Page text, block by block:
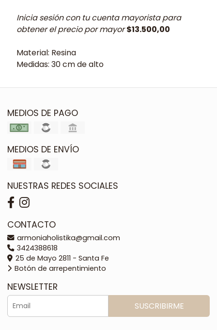
Inicia sesión con tu cuenta mayorista para
obtener el precio por mayor$13.500,00
Material: Resina
Medidas: 30 cm de alto
MEDIOS DE PAGO
MEDIOS DE ENVÍO
NUESTRAS REDES SOCIALES
CONTACTO
armoniaholistika@gmail.com
3424388618
25 de Mayo 2811 - Santa Fe
Botón de arrepentimiento
NEWSLETTER
SUSCRIBIRME